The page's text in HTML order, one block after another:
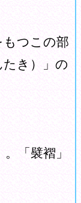
つこの部
き）」の
「襞褶」